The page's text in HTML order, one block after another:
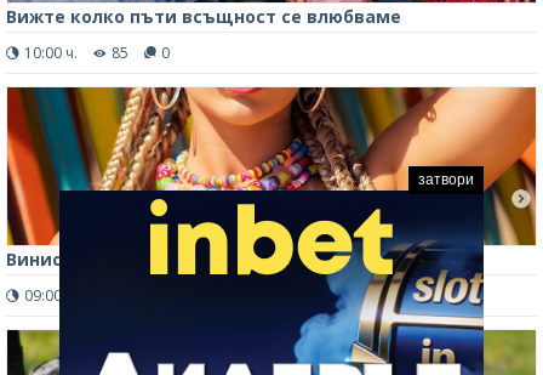
Вижте колко пъти всъщност се влюбваме
10:00 ч. 85 0
Винисиус заведе гаджето в Ямайка /снимки/
09:00 ч.
затвори